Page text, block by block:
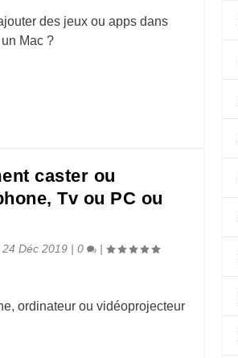
des jeux ou apps dans
Mac ?
caster ou
Tv ou PC ou
24 Déc 2019| 0 |
ordinateur ou vidéoprojecteur